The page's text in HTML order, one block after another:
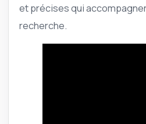
et précises qui
recherche.